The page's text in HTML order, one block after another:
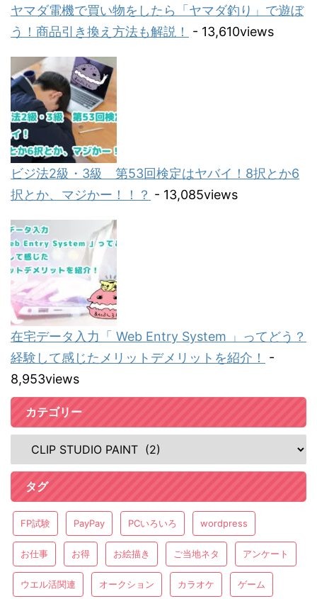
ヤマダ電機で買い物をしたら「ヤマダ釣り」で遊ぼ
う！商品引き換え方法も解説！
- 13,610views
ビジ法2級・3級 第53回検定はヤバイ！8択とか6
択とか、マジかー！！？ - 13,085views
在宅データ入力「 Web Entry System 」ってどう？
経験して感じたメリットデメリットを紹介！
-
8,953views
カテゴリー
タグ
FP試験 PayPay PCいろいろ wordpress
お仕事 お得 お絵描き ご当地ネタ アンケート
ウエル活関連 オークション カラオケ ゲーム